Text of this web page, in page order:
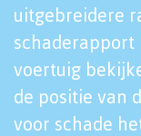
uitgebreidere
schaderapport
voertuig
de positie van
voor schade